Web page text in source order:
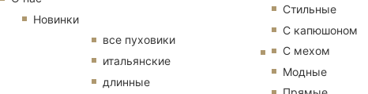
Стильные
С капюшоном
С мехом
Модные
Новинки
все пуховики
итальянские
длинные